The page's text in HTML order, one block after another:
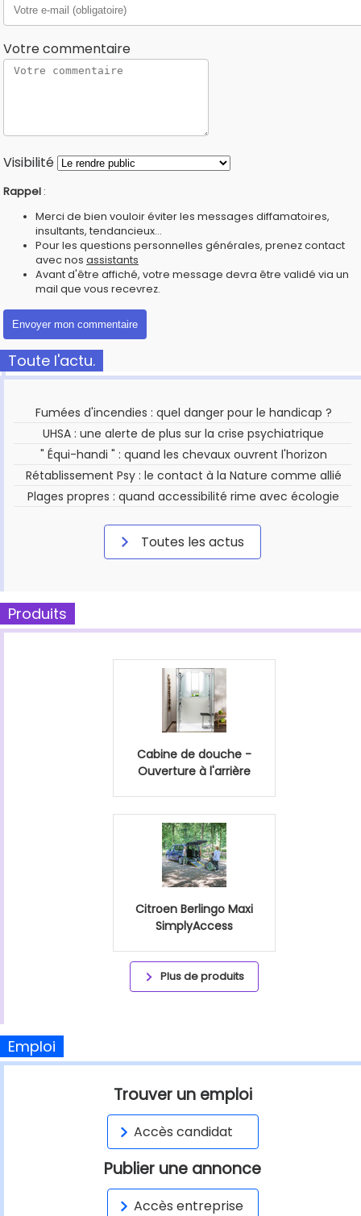
Votre commentaire
Visibilité
Rappel :
Merci de bien vouloir éviter les messages diffamatoires,
insultants, tendancieux...
Pour les questions personnelles générales, prenez contact
avec nos assistants
Avant d'être affiché, votre message devra être validé via un
mail que vous recevrez.
Toute l'actu.
Fumées d'incendies : quel danger pour le handicap ?
UHSA : une alerte de plus sur la crise psychiatrique
" Équi-handi " : quand les chevaux ouvrent l'horizon
Rétablissement Psy : le contact à la Nature comme allié
Plages propres : quand accessibilité rime avec écologie
Toutes les actus
Produits
Cabine de douche -
Ouverture à l'arrière
Citroen Berlingo Maxi
SimplyAccess
Plus de produits
Emploi
Trouver un emploi
Accès candidat
Publier une annonce
Accès entreprise